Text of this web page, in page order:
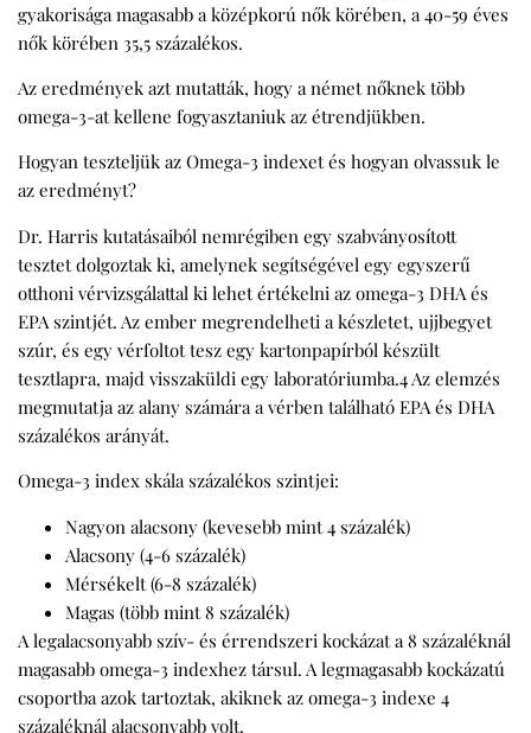
gyakorisága magasabb a középkorú nők körében, a 40-59 éves
nők körében 35,5 százalékos.
Az eredmények azt mutatták, hogy a német nőknek több
omega-3-at kellene fogyasztaniuk az étrendjükben.
Hogyan teszteljük az Omega-3 indexet és hogyan olvassuk le
az eredményt?
Dr. Harris kutatásaiból nemrégiben egy szabványosított
tesztet dolgoztak ki, amelynek segítségével egy egyszerű
otthoni vérvizsgálattal ki lehet értékelni az omega-3 DHA és
EPA szintjét. Az ember megrendelheti a készletet, ujjbegyet
szúr, és egy vérfoltot tesz egy kartonpapírból készült
tesztlapra, majd visszaküldi egy laboratóriumba.4 Az elemzés
megmutatja az alany számára a vérben található EPA és DHA
százalékos arányát.
Omega-3 index skála százalékos szintjei:
Nagyon alacsony (kevesebb mint 4 százalék)
Alacsony (4-6 százalék)
Mérsékelt (6-8 százalék)
Magas (több mint 8 százalék)
A legalacsonyabb szív- és érrendszeri kockázat a 8 százaléknál
magasabb omega-3 indexhez társul. A legmagasabb kockázatú
csoportba azok tartoztak, akiknek az omega-3 indexe 4
százaléknál alacsonyabb volt.